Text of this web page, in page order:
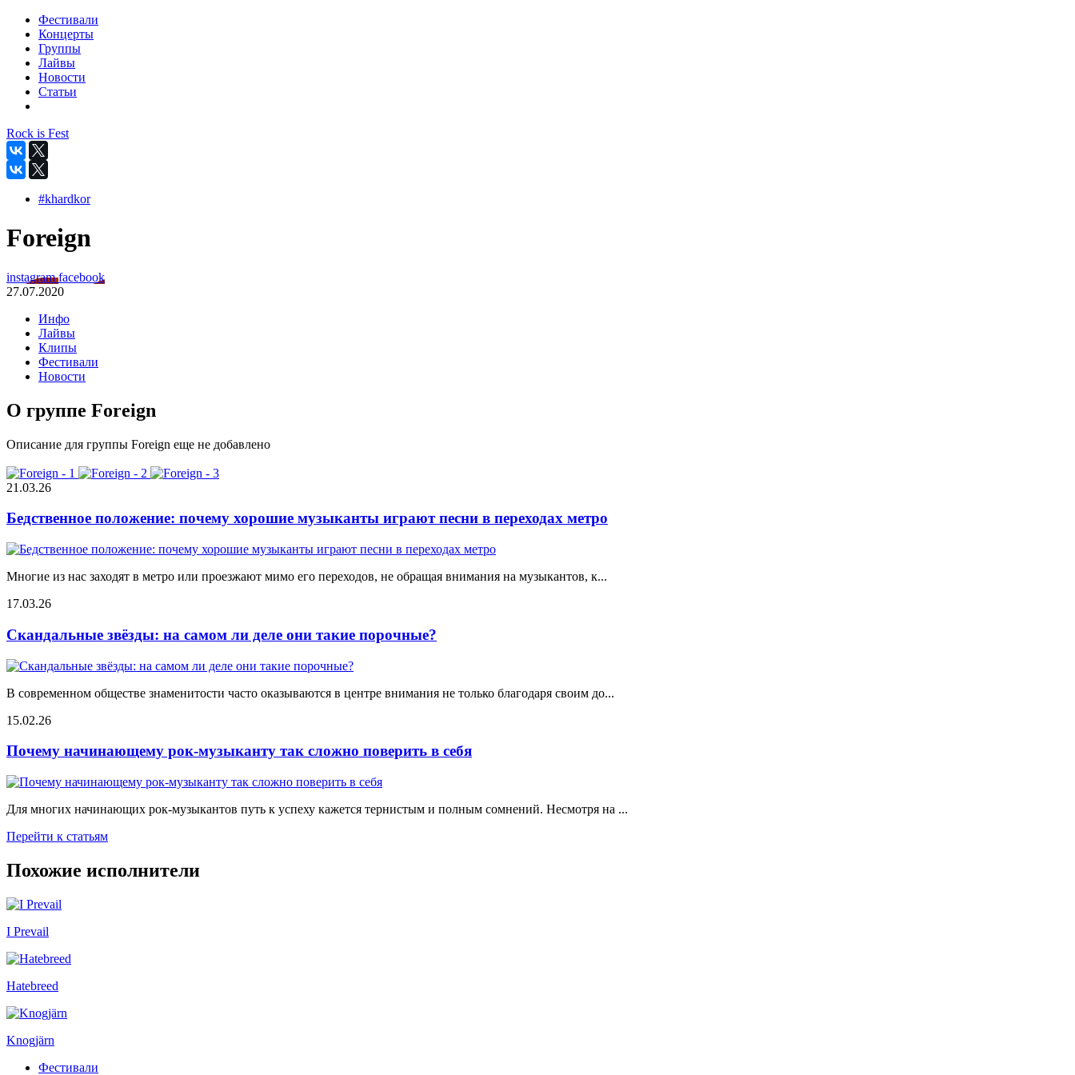
Фестивали
Концерты
Группы
Лайвы
Новости
Статьи
Rock is Fest
#khardkor
Foreign
instagramfacebook
27.07.2020
Инфо
Лайвы
Клипы
Фестивали
Новости
О группе Foreign
Описание для группы Foreign еще не добавлено
21.03.26
Бедственное положение: почему хорошие музыканты играют песни в переходах метро
Многие из нас заходят в метро или проезжают мимо его переходов, не обращая внимания на музыкантов, к...
17.03.26
Скандальные звёзды: на самом ли деле они такие порочные?
В современном обществе знаменитости часто оказываются в центре внимания не только благодаря своим до...
15.02.26
Почему начинающему рок-музыканту так сложно поверить в себя
Для многих начинающих рок-музыкантов путь к успеху кажется тернистым и полным сомнений. Несмотря на ...
Перейти к статьям
Похожие исполнители
I Prevail
Hatebreed
Knogjärn
Фестивали